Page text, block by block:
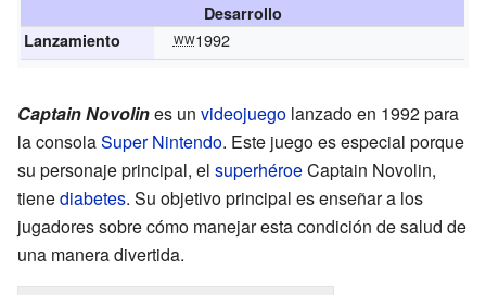
Desarrollo
Lanzamiento
WW1992
Captain Novolines un videojuego lanzado en 1992 para
la consolaSuper Nintendo. Este juego es especial porque
su personaje principal, el superhéroeCaptain Novolin,
tienediabetes. Su objetivo principal es enseñar a los
jugadores sobre cómo manejar esta condición de salud de
una manera divertida.